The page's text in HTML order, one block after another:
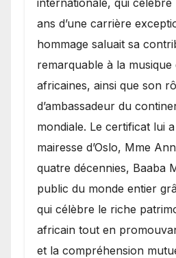
ans d’une carrière
hommage saluait sa
remarquable à la
africaines, ainsi que son
d’ambassadeur du
mondiale. Le certificat lui
mairesse d’Oslo, Mme
quatre décennies, Baaba
public du monde entier
qui célèbre le riche
africain tout en
et la compréhension